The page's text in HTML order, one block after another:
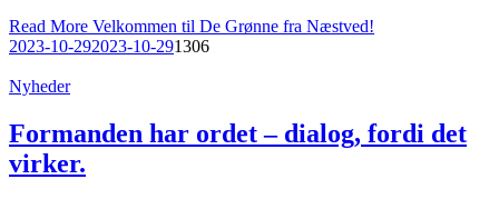
Read More Velkommen til De Grønne fra Næstved!
2023-10-292023-10-291306
Nyheder
Formanden har ordet – dialog, fordi det
virker.